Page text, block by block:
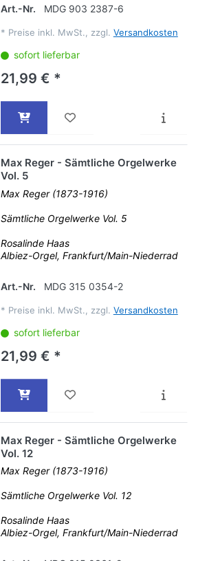
Art.-Nr.
MDG 903 2387-6
* Preise inkl. MwSt., zzgl. Versandkosten
sofort lieferbar
21,99 € *
Max Reger - Sämtliche Orgelwerke
Vol. 5
Max Reger (1873-1916)
Sämtliche Orgelwerke Vol. 5
Rosalinde Haas
Albiez-Orgel, Frankfurt/Main-Niederrad
Art.-Nr. MDG 315 0354-2
* Preise inkl. MwSt., zzgl. Versandkosten
sofort lieferbar
21,99 € *
Max Reger - Sämtliche Orgelwerke
Vol. 12
Max Reger (1873-1916)
Sämtliche Orgelwerke Vol. 12
Rosalinde Haas
Albiez-Orgel, Frankfurt/Main-Niederrad